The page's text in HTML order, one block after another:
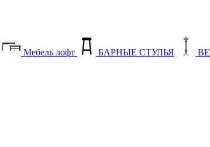
Мебель лофт БАРНЫЕ СТУЛЬЯ